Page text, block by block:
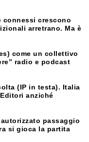
connessi crescono
arretrano. Ma è
come un collettivo
radio e podcast
(IP in testa). Italia
anziché
autorizzato passaggio
si gioca la partita